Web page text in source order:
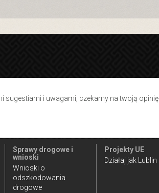
sugestiami i uwagami, czekamy na twoją opinię
Sprawy drogowe i
wnioski
Wnioski o
odszkodowania
drogowe
Projekty UE
Działaj jak Lublin